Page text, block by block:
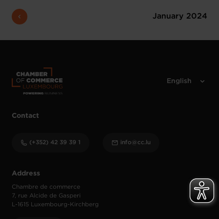
January 2024
Address
Chambre de commerce
7, rue Alcide de Gasperi
L-1615 Luxembourg-Kirchberg
Contact
(+352) 42 39 39 1 info@cc.lu